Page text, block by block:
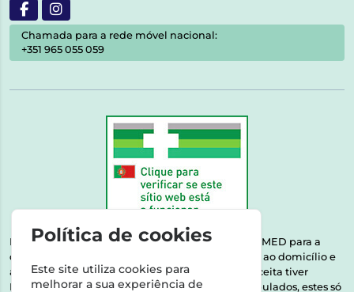
Chamada para a rede móvel nacional:
+351 965 055 059
Esta farmácia encontra-se autorizada pelo INFARMED para a
dispensa de medicamentos e produtos de saúde ao domicílio e
através da internet. Medicamentos | Se na sua receita tiver
MSRM, MNSRM, MSRMV ou Medicamentos Manipulados, estes só
Política de cookies
Este site utiliza cookies para
melhorar a sua experiência de